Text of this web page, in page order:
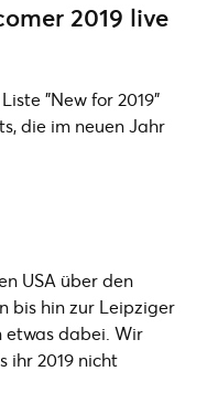
2019 live
"New for 2019"
die im neuen Jahr
USA über den
bis hin zur Leipziger
etwas dabei. Wir
ihr 2019 nicht